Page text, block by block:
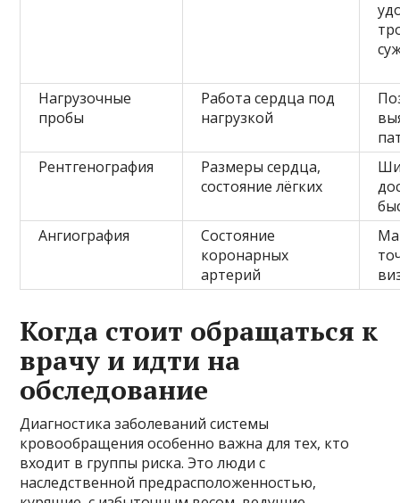
Нагрузочные
пробы
Работа сердца под
нагрузкой
Рентгенография
Размеры сердца,
состояние лёгких
Ангиография
Состояние
коронарных
артерий
Когда стоит обращаться к
врачу и идти на
обследование
Диагностика заболеваний системы
кровообращения особенно важна для тех, кто
входит в группы риска. Это люди с
наследственной предрасположенностью,